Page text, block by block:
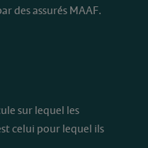
des assurés MAAF.
sur lequel les
celui pour lequel ils